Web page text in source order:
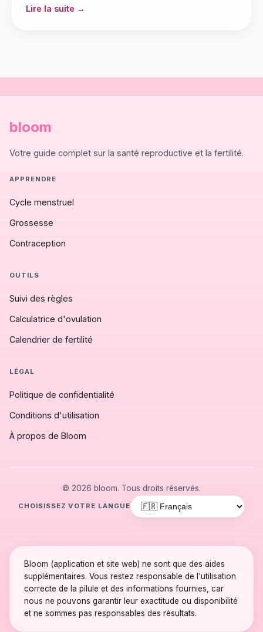
Lire la suite →
bloom
Votre guide complet sur la santé reproductive et la fertilité.
APPRENDRE
Cycle menstruel
Grossesse
Contraception
OUTILS
Suivi des règles
Calculatrice d'ovulation
Calendrier de fertilité
LÉGAL
Politique de confidentialité
Conditions d'utilisation
À propos de Bloom
© 2026 bloom. Tous droits réservés.
CHOISISSEZ VOTRE LANGUE
Bloom (application et site web) ne sont que des aides
supplémentaires. Vous restez responsable de l'utilisation
correcte de la pilule et des informations fournies, car
nous ne pouvons garantir leur exactitude ou disponibilité
et ne sommes pas responsables des résultats.